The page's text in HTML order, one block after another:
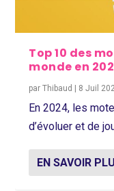
Top 10 des
monde en
parThibaud 8 Juil
En 2024, les
d’évoluer et de
EN SAVOIR